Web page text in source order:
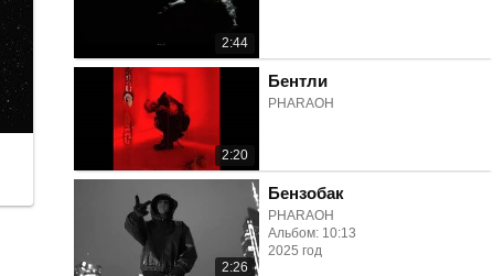
2:44
2:20
Бентли
PHARAOH
2:26
Бензобак
PHARAOH
Альбом: 10:13
2025 год